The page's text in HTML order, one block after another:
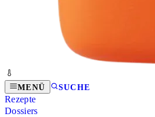
MENÜ SUCHE
Rezepte
Dossiers